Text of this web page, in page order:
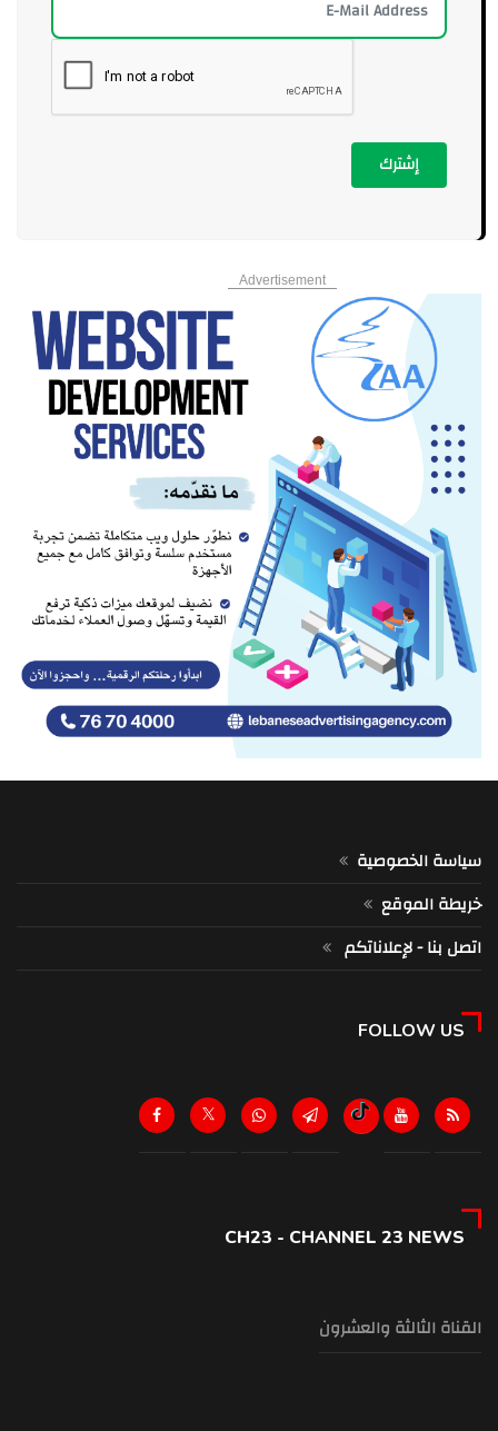
إشترك
Advertisement
سياسة الخصوصية
خريطة الموقع
اتصل بنا - لإعلاناتكم
FOLLOW US
CH23 - CHANNEL 23 NEWS
القناة الثالثة والعشرون